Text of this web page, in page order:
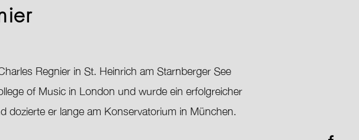
Regnier in St. Heinrich am Starnberger See
of Music in London und wurde ein erfolgreicher
dozierte er lange am Konservatorium in München.